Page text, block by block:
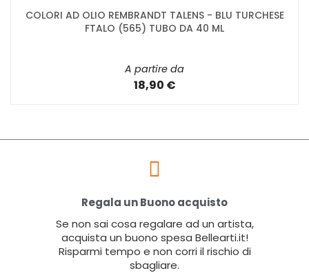
COLORI AD OLIO REMBRANDT TALENS - BLU TURCHESE
FTALO (565) TUBO DA 40 ML
A partire da
18,90 €
Regala un Buono acquisto
Se non sai cosa regalare ad un artista,
acquista un buono spesa Bellearti.it!
Risparmi tempo e non corri il rischio di
sbagliare.